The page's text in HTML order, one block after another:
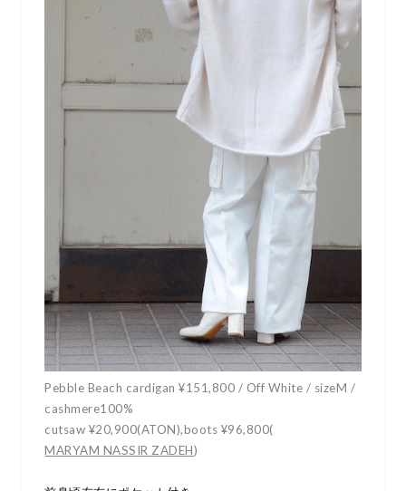
Pebble Beach cardigan ¥151,800 / Off White / sizeM /
cashmere100%
cutsaw ¥20,900(ATON),boots ¥96,800(
MARYAM NASSIR ZADEH)